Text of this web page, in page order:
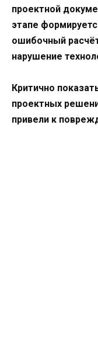
проектной
этапе
ошибочный
нарушение
Критично
проектных
привели к